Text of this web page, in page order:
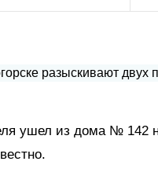
ушел из дома № 142